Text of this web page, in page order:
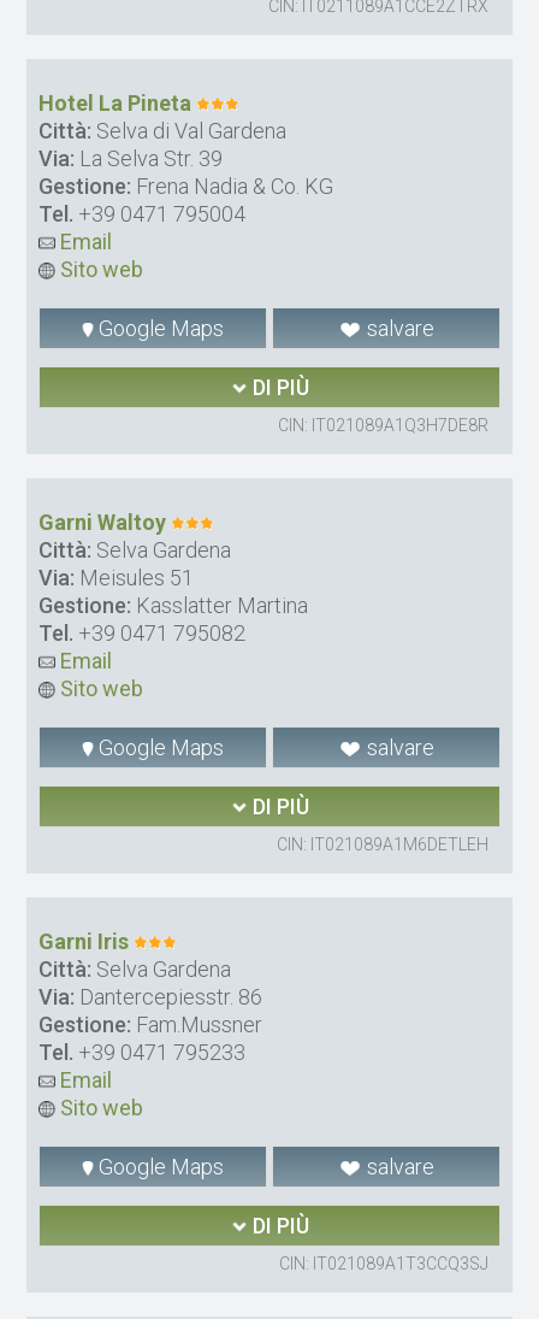
CIN: IT0211089A1CCE2ZTRX
Hotel La Pineta
Città: Selva di Val Gardena
Via: La Selva Str. 39
Gestione: Frena Nadia & Co. KG
Tel. +39 0471 795004
Email
Sito web
Google Maps salvare
DI PIÙ
CIN: IT021089A1Q3H7DE8R
Garni Waltoy
Città: Selva Gardena
Via: Meisules 51
Gestione: Kasslatter Martina
Tel. +39 0471 795082
Email
Sito web
Google Maps salvare
DI PIÙ
CIN: IT021089A1M6DETLEH
Garni Iris
Città: Selva Gardena
Via: Dantercepiesstr. 86
Gestione: Fam.Mussner
Tel. +39 0471 795233
Email
Sito web
Google Maps salvare
DI PIÙ
CIN: IT021089A1T3CCQ3SJ